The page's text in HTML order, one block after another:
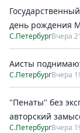
день рождения
С.ПетербургВчера
Аисты
С.ПетербургВчера
"Пенаты" без
авторский
С.ПетербургВчера